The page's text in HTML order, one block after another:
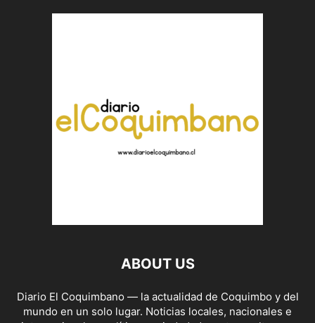
ABOUT US
Diario El Coquimbano — la actualidad de Coquimbo y del
mundo en un solo lugar. Noticias locales, nacionales e